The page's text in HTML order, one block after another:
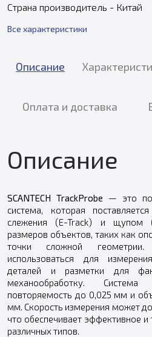
Страна производитель - Китай
Все характеристики
Описание
Оплата и доставка
Описание
SCANTECH TrackProbe — это
система, которая
слежения (E-Track) и щупом
размеров объектов, таких как
точки сложной
использоваться для
деталей и разметки для
механообработку.
повторяемость до 0,025 мм и
мм. Скорость измерения может
что обеспечивает эффективное
различных типов.